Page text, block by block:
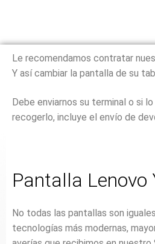
Le recomendamos contratar
Y así cambiar la pantalla de su
Debe enviarnos su terminal o si
recogerlo, incluye el envío de
Pantalla Lenovo
No todas las pantallas son
tecnologías más modernas,